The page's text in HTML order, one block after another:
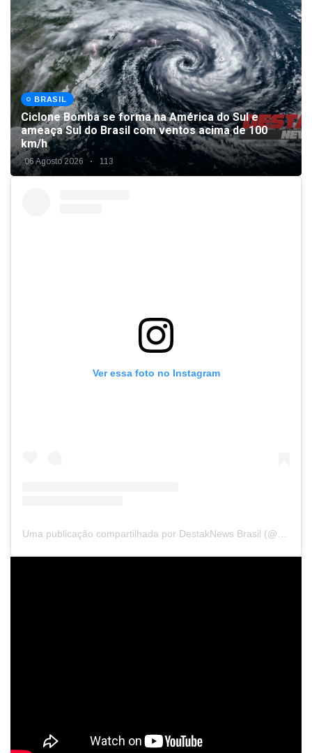
BRASIL
Ciclone Bomba se forma na América do Sul e
ameaça Sul do Brasil com ventos acima de 100
km/h
06 Agosto 2026 113
Ver essa foto no Instagram
Uma publicação compartilhada por DestakNews Brasil (@destaknewsbrasiloficial)